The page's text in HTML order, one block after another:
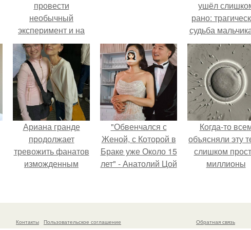
провести
необычный
эксперимент и на
протяжении 30
дней питалась
одной шаурмой.
ушёл
рано:
судьба
фильма
"Максимка".
Ариана гранде
продолжает
тревожить фанатов
изможденным
"Обвенчался с
Женой, с Которой в
Браке уже Около 15
лет" - Анатолий Цой
"тайной свадьбой".
Когда-то
объясняли эту
слишком
миллионы
побеждает
Контакты Пользовательское соглашение Обратная связь